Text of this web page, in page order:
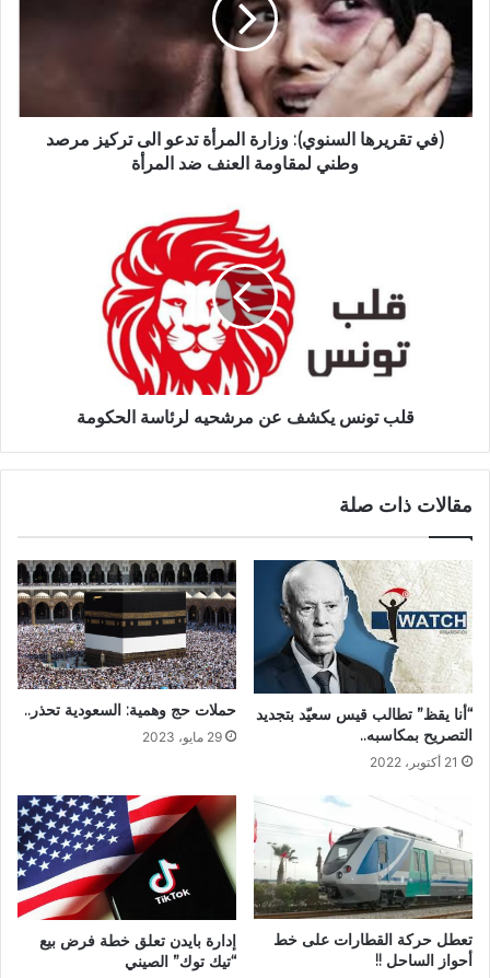
(في تقريرها السنوي): وزارة المرأة تدعو الى تركيز مرصد
وطني لمقاومة العنف ضد المرأة
قلب تونس يكشف عن مرشحيه لرئاسة الحكومة
مقالات ذات صلة
“أنا يقظ” تطالب قيس سعيّد بتجديد
التصريح بمكاسبه..
21 أكتوبر، 2022
حملات حج وهمية: السعودية تحذر..
29 مايو، 2023
تعطل حركة القطارات على خط
أحواز الساحل !!
إدارة بايدن تعلق خطة فرض بيع
“تيك توك” الصيني